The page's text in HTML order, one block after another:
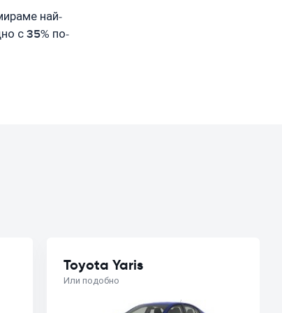
най-
с 35% по-
Toyota Yaris
Или подобно